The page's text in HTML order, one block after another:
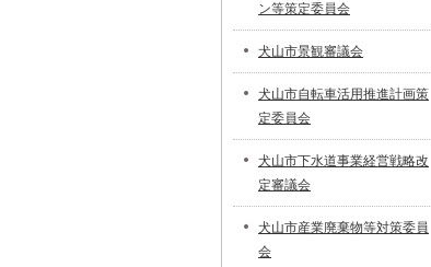
ン等策定委員会
犬山市景観審議会
犬山市自転車活用推進計画策
定委員会
犬山市下水道事業経営戦略改
定審議会
犬山市産業廃棄物等対策委員
会